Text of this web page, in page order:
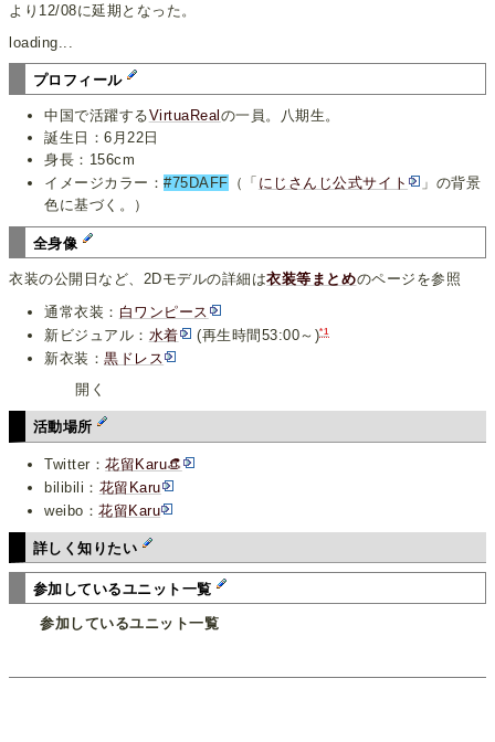
より12/08に延期となった。
loading...
プロフィール
中国で活躍するVirtuaReal の一員。八期生。
誕生日：6月22日
身長：156cm
イメージカラー：#75DAFF （「 にじさんじ公式サイト
」の背景
色に基づく。）
全身像
衣装の公開日など、2Dモデルの詳細は衣装等まとめのページを参照
通常衣装： 白ワンピース
新ビジュアル： 水着 (再生時間53:00～)*1
新衣装：黒ドレス
開く
活動場所
Twitter：花留Karu👒
bilibili： 花留Karu
weibo：花留Karu
詳しく知りたい
参加しているユニット一覧
参加しているユニット一覧